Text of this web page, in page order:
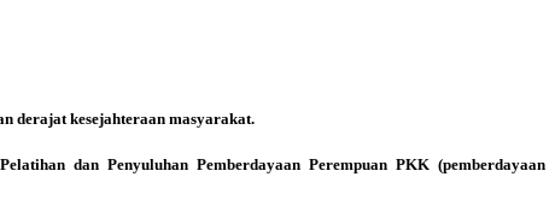
derajat kesejahteraan masyarakat.
dan Penyuluhan Pemberdayaan Perempuan PKK (pemberdayaan